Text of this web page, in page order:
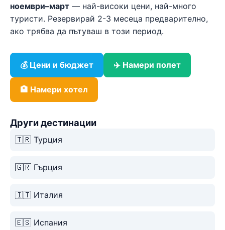
ноември–март — най-високи цени, най-много
туристи. Резервирай 2-3 месеца предварително,
ако трябва да пътуваш в този период.
💰 Цени и бюджет ✈️ Намери полет
🏨 Намери хотел
Други дестинации
🇹🇷 Турция
🇬🇷 Гърция
🇮🇹 Италия
🇪🇸 Испания